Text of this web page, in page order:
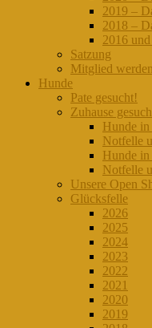
2019 –
2018 –
2016
Satzung
Mitglied werden
Hunde
Pate gesucht!
Zuhause
Hunde in
Notfelle
Hunde in
Notfelle
Unsere Open
Glücksfelle
2026
2025
2024
2023
2022
2021
2020
2019